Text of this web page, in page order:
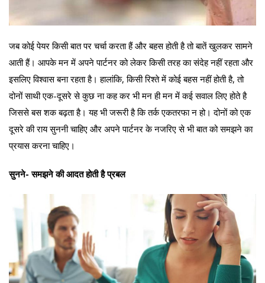
जब कोई पेयर किसी बात पर चर्चा करता हैं और बहस होती है तो बातें खुलकर सामने
आती हैं। आपके मन में अपने पार्टनर को लेकर किसी तरह का संदेह नहीं रहता और
इसलिए विश्वास बना रहता है। हालांकि, किसी रिश्ते में कोई बहस नहीं होती है, तो
दोनों साथी एक-दूसरे से कुछ ना कह कर भी मन ही मन में कई सवाल लिए होते है
जिससे बस शक बढ़ता है। यह भी जरूरी है कि तर्क एकतरफा न हो। दोनों को एक
दूसरे की राय सुननी चाहिए और अपने पार्टनर के नजरिए से भी बात को समझने का
प्रयास करना चाहिए।
सुनने- समझने की आदत होती है प्रबल